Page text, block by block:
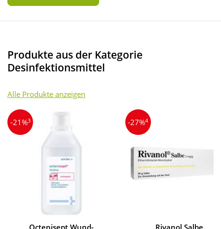
Produkte aus der Kategorie
Desinfektionsmittel
Alle Produkte anzeigen
-21%3 -27%4